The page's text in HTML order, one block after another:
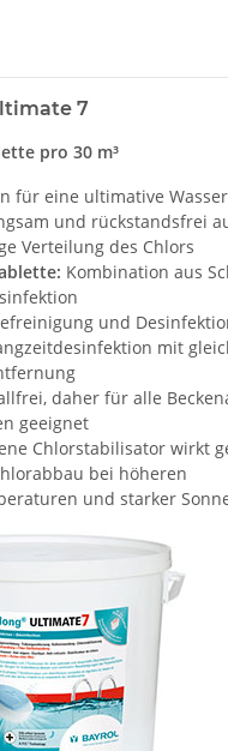
7
pro 30 m³
für eine ultimative
und rückstandsfrei
Verteilung des Chlors
Kombination aus
und
mit
daher für alle
geeignet
Chlorstabilisator wirkt
bei höheren
und starker